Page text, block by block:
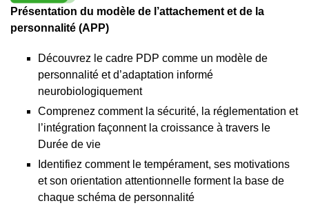
Présentation du modèle de l’attachement et de la
personnalité (APP)
Découvrez le cadre PDP comme un modèle de
personnalité et d’adaptation informé
neurobiologiquement
Comprenez comment la sécurité, la réglementation et
l’intégration façonnent la croissance à travers le
Durée de vie
Identifiez comment le tempérament, ses motivations
et son orientation attentionnelle forment la base de
chaque schéma de personnalité